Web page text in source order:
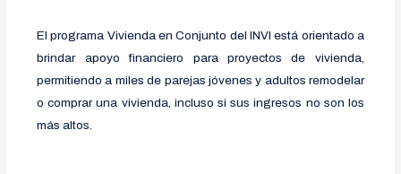
El programa Vivienda en Conjunto del INVI está orientado a
brindar apoyo financiero para proyectos de vivienda,
permitiendo a miles de parejas jóvenes y adultos remodelar
o comprar una vivienda, incluso si sus ingresos no son los
más altos.